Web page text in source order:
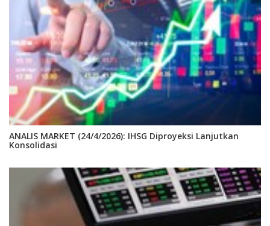
ANALIS MARKET (24/4/2026): IHSG Diproyeksi Lanjutkan
Konsolidasi